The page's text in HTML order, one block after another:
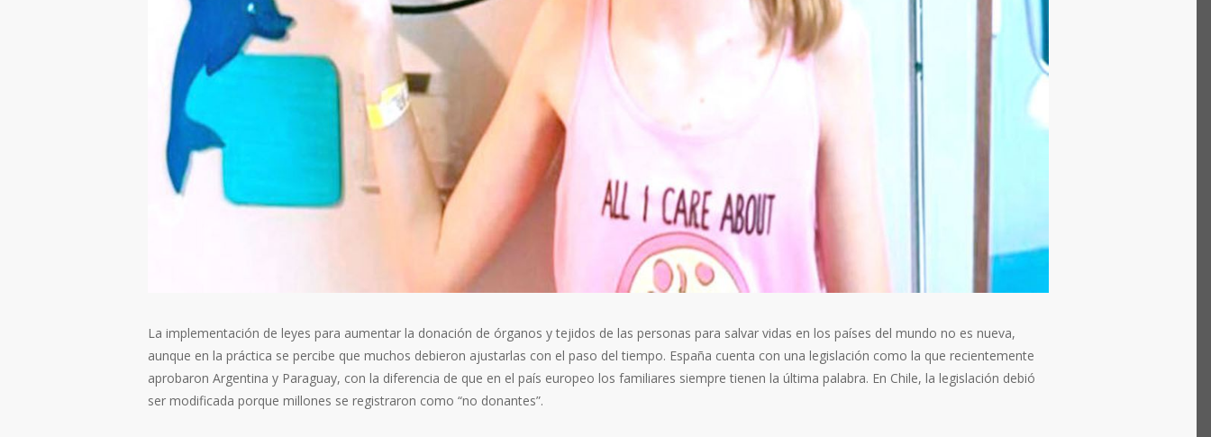
La implementación de leyes para aumentar la donación de órganos y tejidos de las personas para salvar vidas en los países del mundo no es nueva,
aunque en la práctica se percibe que muchos debie­ron ajustarlas con el paso del tiempo. España cuenta con una legislación como la que recientemente
aprobaron Argentina y Paraguay, con la diferencia de que en el país europeo los familiares siem­pre tienen la última palabra. En Chile, la legislación debió
ser modificada porque millo­nes se registraron como “no donantes”.